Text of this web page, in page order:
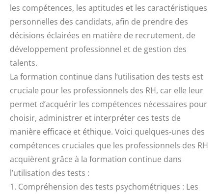
les compétences, les aptitudes et les caractéristiques
personnelles des candidats, afin de prendre des
décisions éclairées en matière de recrutement, de
développement professionnel et de gestion des
talents.
La formation continue dans l’utilisation des tests est
cruciale pour les professionnels des RH, car elle leur
permet d’acquérir les compétences nécessaires pour
choisir, administrer et interpréter ces tests de
manière efficace et éthique. Voici quelques-unes des
compétences cruciales que les professionnels des RH
acquièrent grâce à la formation continue dans
l’utilisation des tests :
1. Compréhension des tests psychométriques : Les